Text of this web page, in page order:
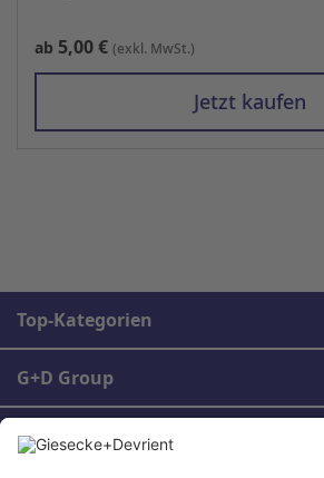
ab 5,00 € (exkl. MwSt.)
Jetzt kaufen
Top-Kategorien
G+D Group
Rechtliches